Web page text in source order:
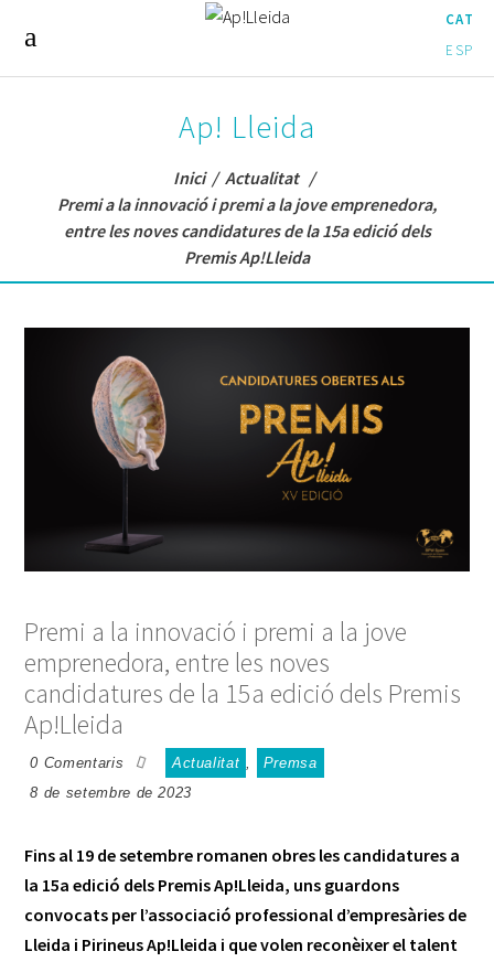
CAT
ESP
Ap! Lleida
Inici/ Actualitat /
Premi a la innovació i premi a la jove emprenedora,
entre les noves candidatures de la 15a edició dels
Premis Ap!Lleida
Premi a la innovació i premi a la jove
emprenedora, entre les noves
candidatures de la 15a edició dels Premis
Ap!Lleida
0 Comentaris Actualitat ,
Premsa
8 de setembre de 2023
Fins al 19 de setembre romanen obres les candidatures a
la 15a edició dels Premis Ap!Lleida, uns guardons
convocats per l’associació professional d’empresàries de
Lleida i PirineusAp!Lleida i que volen reconèixer el talent